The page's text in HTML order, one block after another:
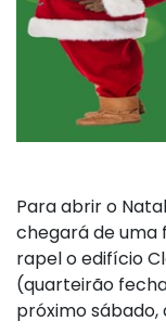
Para abrir o
chegará de uma
rapel o edifício
(quarteirão
próximo sábado,